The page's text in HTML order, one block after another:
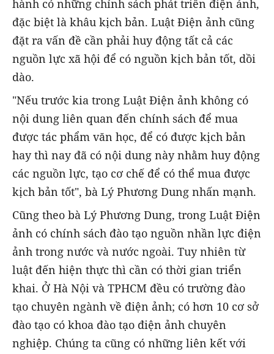
hành có những chính sách phát triển điện ảnh,
đặc biệt là khâu kịch bản. Luật Điện ảnh cũng
đặt ra vấn đề cần phải huy động tất cả các
nguồn lực xã hội để có nguồn kịch bản tốt, dồi
dào.
"Nếu trước kia trong Luật Điện ảnh không có
nội dung liên quan đến chính sách để mua
được tác phẩm văn học, để có được kịch bản
hay thì nay đã có nội dung này nhằm huy động
các nguồn lực, tạo cơ chế để có thể mua được
kịch bản tốt", bà Lý Phương Dung nhấn mạnh.
Cũng theo bà Lý Phương Dung, trong Luật Điện
ảnh có chính sách đào tạo nguồn nhần lực điện
ảnh trong nước và nước ngoài. Tuy nhiên từ
luật đến hiện thực thì cần có thời gian triển
khai. Ở Hà Nội và TPHCM đều có trường đào
tạo chuyên ngành về điện ảnh; có hơn 10 cơ sở
đào tạo có khoa đào tạo điện ảnh chuyên
nghiệp. Chúng ta cũng có những liên kết với